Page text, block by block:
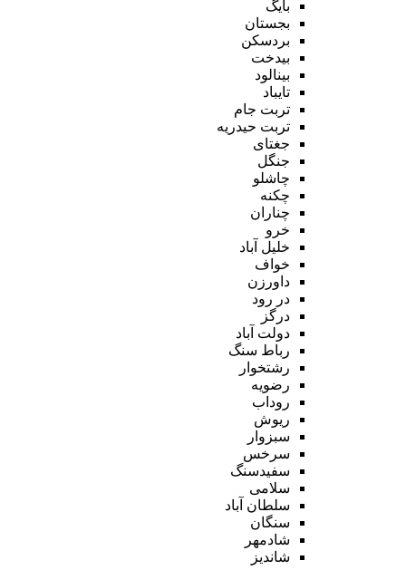
بایگ
بجستان
بردسکن
بیدخت
بینالود
تایباد
تربت جام
تربت حیدریه
جغتای
جنگل
چاشلو
چکنه
چناران
خرو
خلیل آباد
خواف
داورزن
در رود
درگز
دولت آباد
رباط سنگ
رشتخوار
رضویه
روداب
ریوش
سبزوار
سرخس
سفیدسنگ
سلامی
سلطان آباد
سنگان
شادمهر
شاندیز